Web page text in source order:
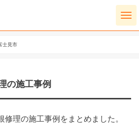
士見市
の施工事例
修理の施工事例をまとめました。